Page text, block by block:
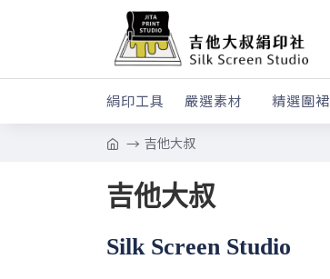
絹印工具 嚴選素材 精選圍裙
吉他大叔
吉他大叔
Silk Screen Studio